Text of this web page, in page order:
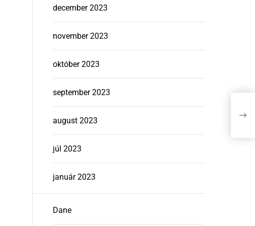
december 2023
november 2023
október 2023
september 2023
august 2023
júl 2023
január 2023
Dane